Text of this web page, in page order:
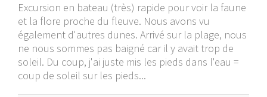
Excursion en bateau (très) rapide pour voir la faune
et la flore proche du fleuve. Nous avons vu
également d'autres dunes. Arrivé sur la plage, nous
ne nous sommes pas baigné car il y avait trop de
soleil. Du coup, j'ai juste mis les pieds dans l'eau =
coup de soleil sur les pieds...